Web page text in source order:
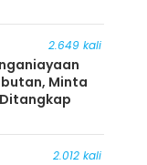
2.649 kali
Minta
2.012 kali